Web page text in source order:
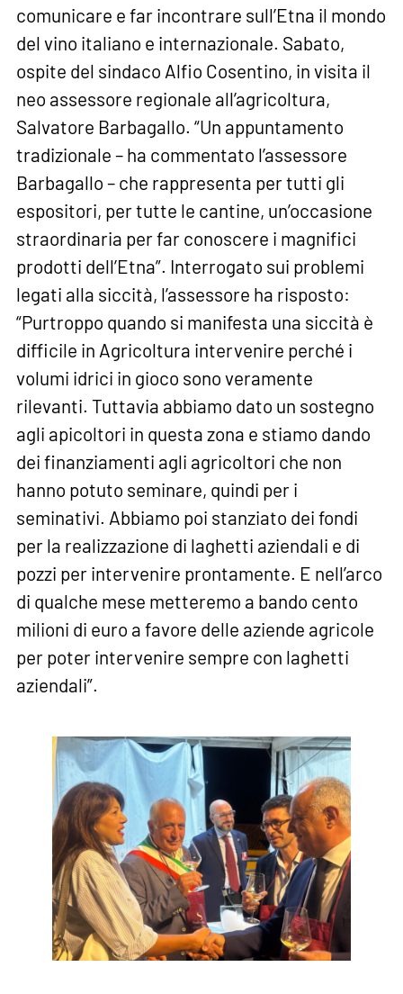
comunicare e far incontrare sull’Etna il mondo
del vino italiano e internazionale. Sabato,
ospite del sindaco Alfio Cosentino, in visita il
neo assessore regionale all’agricoltura,
Salvatore Barbagallo. “Un appuntamento
tradizionale – ha commentato l’assessore
Barbagallo – che rappresenta per tutti gli
espositori, per tutte le cantine, un’occasione
straordinaria per far conoscere i magnifici
prodotti dell’Etna”. Interrogato sui problemi
legati alla siccità, l’assessore ha risposto:
“Purtroppo quando si manifesta una siccità è
difficile in Agricoltura intervenire perché i
volumi idrici in gioco sono veramente
rilevanti. Tuttavia abbiamo dato un sostegno
agli apicoltori in questa zona e stiamo dando
dei finanziamenti agli agricoltori che non
hanno potuto seminare, quindi per i
seminativi. Abbiamo poi stanziato dei fondi
per la realizzazione di laghetti aziendali e di
pozzi per intervenire prontamente. E nell’arco
di qualche mese metteremo a bando cento
milioni di euro a favore delle aziende agricole
per poter intervenire sempre con laghetti
aziendali”.